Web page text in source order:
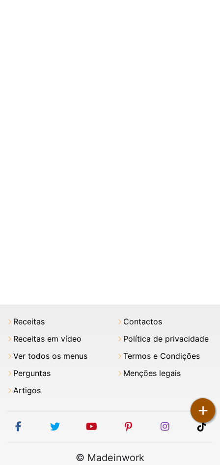
+
Receitas
Receitas em vídeo
Ver todos os menus
Perguntas
Artigos
Contactos
Política de privacidade
Termos e Condições
Menções legais
facebooktwitter youtubepinterestinstagram
© Madeinwork